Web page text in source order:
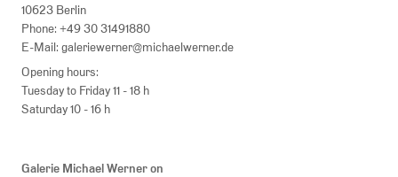
10623 Berlin
Phone: +49 30 31491880
E-Mail: galeriewerner@michaelwerner.de
Opening hours:
Tuesday to Friday 11 - 18 h
Saturday 10 - 16 h
Galerie Michael Werner on